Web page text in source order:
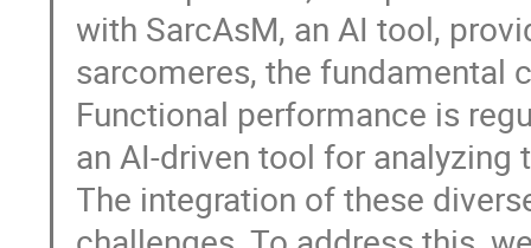
with SarcAsM, an AI tool,
sarcomeres, the fundamental
Functional performance is
an AI-driven tool for
The integration of these